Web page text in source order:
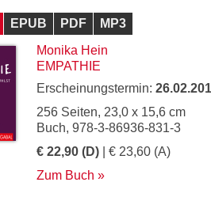
EPUB PDF
MP3
Monika Hein
EMPATHIE
Erscheinungstermin:
256 Seiten, 23,0 x 15,6 cm
Buch, 978-3-86936-831-3
€ 22,90 (D) | € 23,60 (A)
Zum Buch